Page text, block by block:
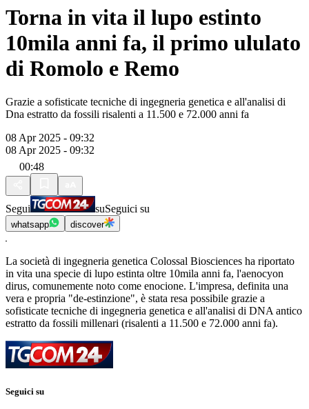
Torna in vita il lupo estinto
10mila anni fa, il primo ululato
di Romolo e Remo
Grazie a sofisticate tecniche di ingegneria genetica e all'analisi di
Dna estratto da fossili risalenti a 11.500 e 72.000 anni fa
08 Apr 2025 - 09:32
08 Apr 2025 - 09:32
00:48
Segui suSeguici su
whatsapp discover
La società di ingegneria genetica Colossal Biosciences ha riportato
in vita una specie di lupo estinta oltre 10mila anni fa, l'aenocyon
dirus, comunemente noto come enocione. L'impresa, definita una
vera e propria "de-estinzione", è stata resa possibile grazie a
sofisticate tecniche di ingegneria genetica e all'analisi di DNA antico
estratto da fossili millenari (risalenti a 11.500 e 72.000 anni fa).
Seguici su